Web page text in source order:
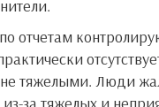
тяжелыми. Люди